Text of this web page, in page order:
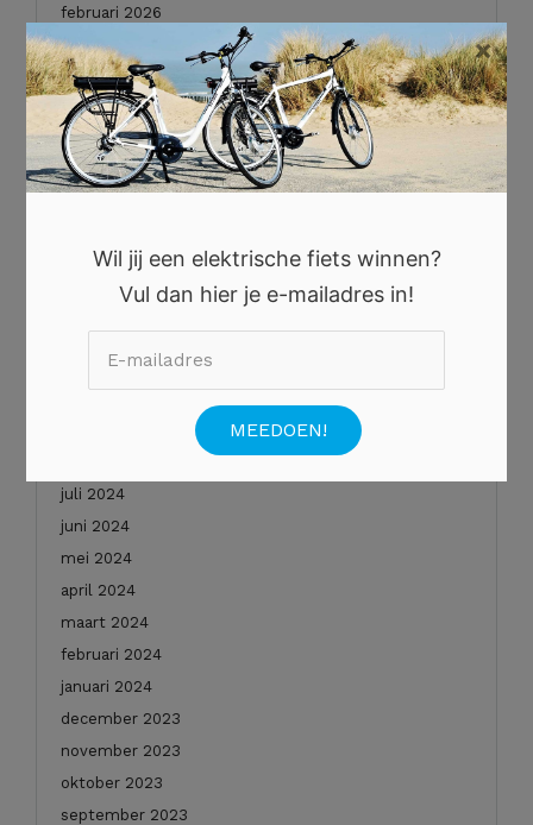
februari 2026
januari 2026
december 2025
november 2025
oktober 2025
augustus 2025
mei 2025
januari 2025
december 2024
november 2024
juli 2024
juni 2024
mei 2024
april 2024
maart 2024
februari 2024
januari 2024
december 2023
november 2023
oktober 2023
september 2023
Wil jij een elektrische fiets winnen?
Vul dan hier je e-mailadres in!
×